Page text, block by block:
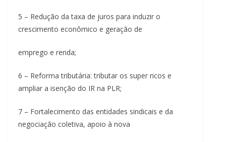
5 – Redução da taxa de juros para induzir o
crescimento econômico e geração de
emprego e renda;
6 – Reforma tributária: tributar os super ricos e
ampliar a isenção do IR na PLR;
7 – Fortalecimento das entidades sindicais e da
negociação coletiva, apoio à nova